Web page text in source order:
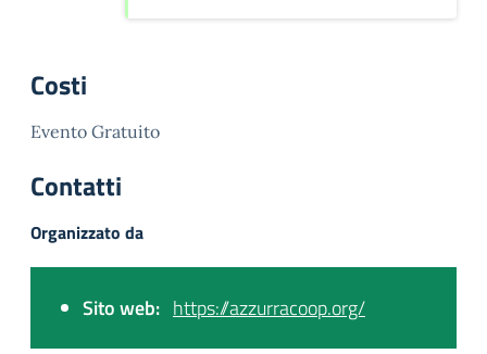
Costi
Evento Gratuito
Contatti
Organizzato da
Sito web: https://azzurracoop.org/